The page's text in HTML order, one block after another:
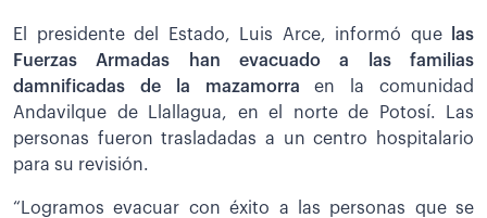
El presidente del Estado, Luis Arce, informó que
las
Fuerzas Armadas han evacuado a las familias
damnificadas de la mazamorra en la comunidad
Andavilque de Llallagua, en el norte de Potosí. Las
personas fueron trasladadas a un centro hospitalario
para su revisión.
“Logramos evacuar con éxito a las personas que se